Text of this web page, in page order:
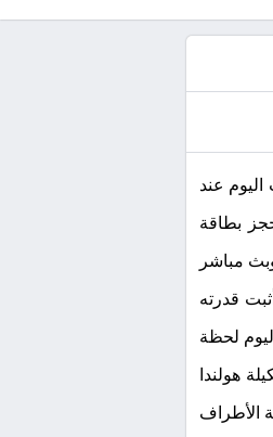
المغرب اليوم عند
كلا المنتخبين إلى حجز بطاقة
مباشر
قدرته
لحظة
هولندا
الأطراف